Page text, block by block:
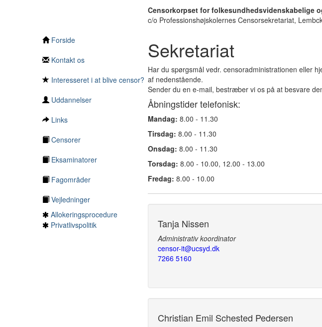
Censorkorpset for folkesundhedsvidenskabelige
c/o Professionshøjskolernes Censorsekretariat,
Forside
Kontakt os
Interesseret i at blive censor?
Uddannelser
Links
Censorer
Eksaminatorer
Fagområder
Vejledninger
Allokeringsprocedure
Privatlivspolitik
Sekretariat
Har du spørgsmål vedr. censoradministrationen eller
af nedenstående.
Sender du en e-mail, bestræber vi os på at besvare
Åbningstider telefonisk:
Mandag: 8.00 - 11.30
Tirsdag: 8.00 - 11.30
Onsdag: 8.00 - 11.30
Torsdag: 8.00 - 10.00, 12.00 - 13.00
Fredag: 8.00 - 10.00
Tanja Nissen
Administrativ koordinator
censor-it@ucsyd.dk
7266 5160
Christian Emil Schested Pedersen